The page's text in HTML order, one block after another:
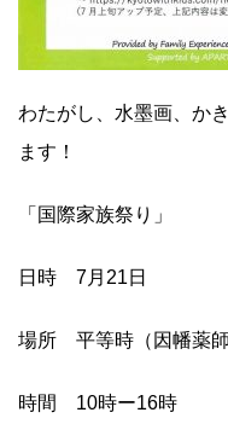
わたがし、水墨画、か
ます！
「国際家族祭り」
日時 7月21日
場所 平等時（因幡薬師
時間 10時ー16時